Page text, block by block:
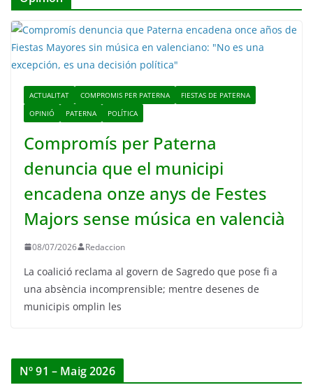
ACTUALITAT COMPROMIS PER PATERNA
FIESTAS DE PATERNA
OPINIÓ
PATERNA POLÍTICA
Compromís per Paterna
denuncia que el municipi
encadena onze anys de Festes
Majors sense música en valencià
08/07/2026 Redaccion
La coalició reclama al govern de Sagredo que pose fi a
una absència incomprensible; mentre desenes de
municipis omplin les
Nº 91 – Maig 2026